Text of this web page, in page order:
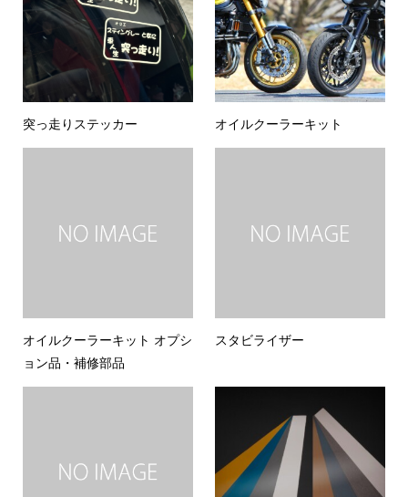
突っ走りステッカー オイルクーラーキット
オイルクーラーキット オプシ
ョン品・補修部品
スタビライザー